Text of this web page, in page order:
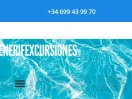
+34 699 43 99 70